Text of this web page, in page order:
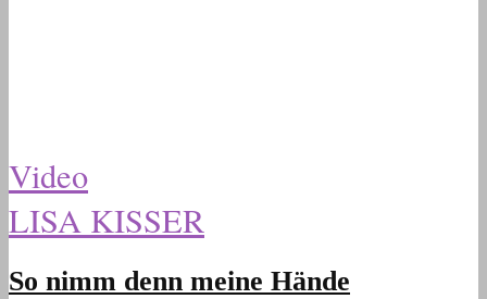
Video
LISA KISSER
So nimm denn meine Hände